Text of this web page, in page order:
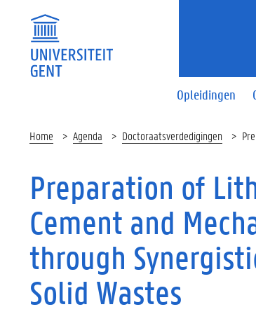
Opleidingen
Home Agenda Doctoraatsverdedigingen
Preparation of
Cement and
through
Solid Wastes